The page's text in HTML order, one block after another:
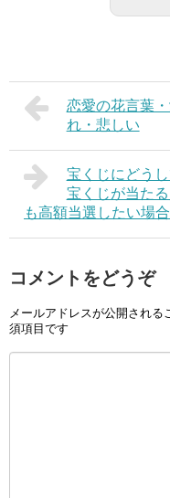
恋愛の花言葉
れ・悲しい
宝くじにどう
宝くじが当た
も高額当選したい場
コメントをどうぞ
メールアドレスが公開される
須項目です